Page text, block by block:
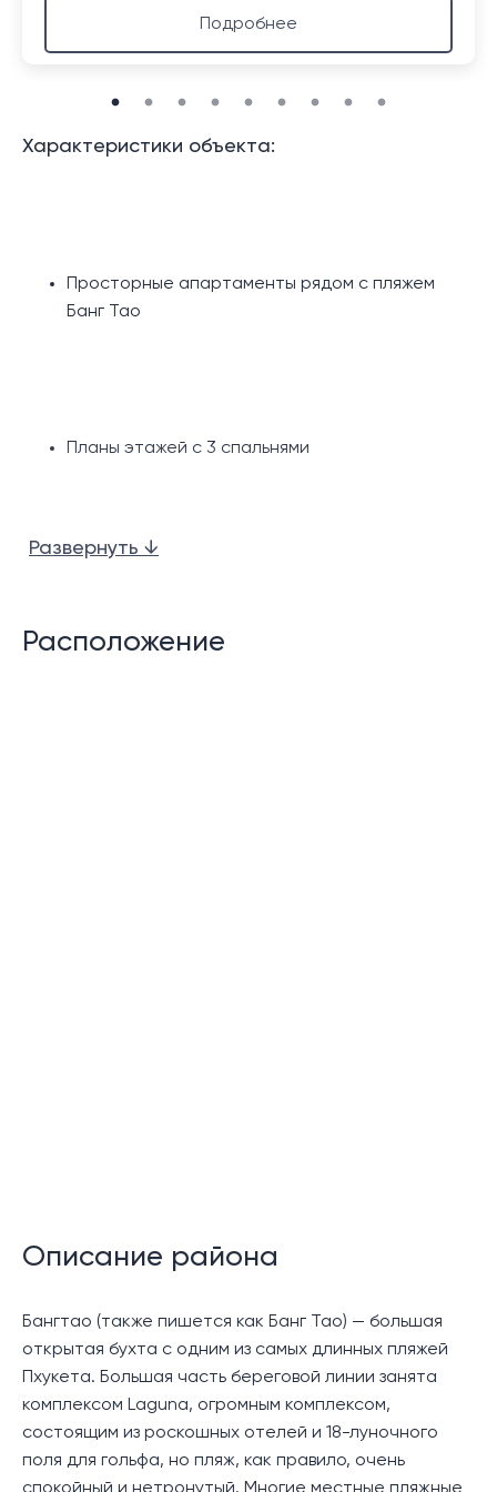
Подробнее
Характеристики объекта:
Просторные апартаменты рядом с пляжем
Банг Тао
Планы этажей с 3 спальнями
Просторные террасы/балконы
Прачечная
Развернуть ↓
Расположение
Описание района
Бангтао (также пишется как Банг Тао) — большая
открытая бухта с одним из самых длинных пляжей
Пхукета. Большая часть береговой линии занята
комплексом Laguna, огромным комплексом,
состоящим из роскошных отелей и 18-луночного
поля для гольфа, но пляж, как правило, очень
спокойный и нетронутый. Многие местные пляжные